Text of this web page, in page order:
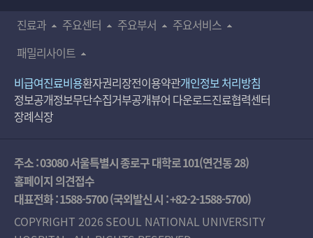
진료과
주요센터 주요부서
주요서비스
패밀리사이트
비급여진료비용환자권리장전이용약관개인정보 처리방침
정보공개정보무단수집거부공개뷰어 다운로드진료협력센터
장례식장
주소 : 03080 서울특별시 종로구 대학로 101(연건동 28)
홈페이지 의견접수
대표전화 :1588-5700(국외발신 시 :+82-2-1588-5700)
COPYRIGHT 2026 SEOUL NATIONAL UNIVERSITY